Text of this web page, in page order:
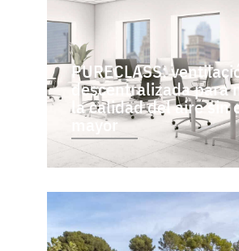
PURECLASS:
descentralizada para
la calidad del aire sin
mayor